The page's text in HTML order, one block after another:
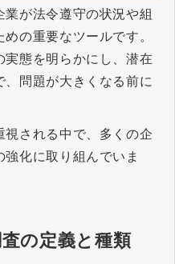
が法令遵守の状況や組
の重要なツールです。
態を明らかにし、潜在
問題が大きくなる前に
される中で、多くの企
化に取り組んでいま
の定義と種類